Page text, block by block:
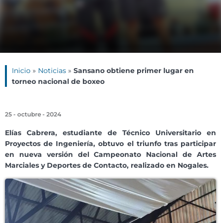
Inicio » Noticias » Sansano obtiene primer lugar en
torneo nacional de boxeo
25 - octubre - 2024
Elías Cabrera, estudiante de Técnico Universitario en
Proyectos de Ingeniería, obtuvo el triunfo tras participar
en nueva versión del Campeonato Nacional de Artes
Marciales y Deportes de Contacto, realizado en Nogales.